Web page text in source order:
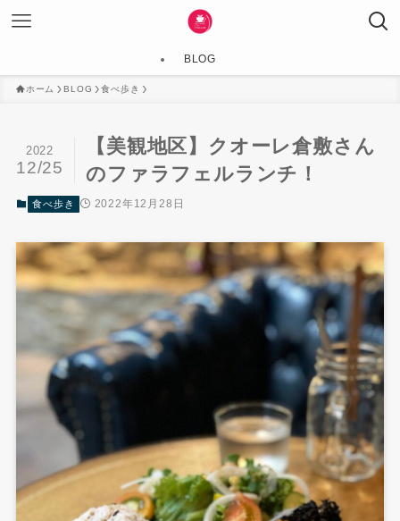
BLOG
ホーム BLOG 食べ歩き
【美観地区】クオーレ倉敷さん
のファラフェルランチ！
2022
12/25
食べ歩き 2022年12月28日